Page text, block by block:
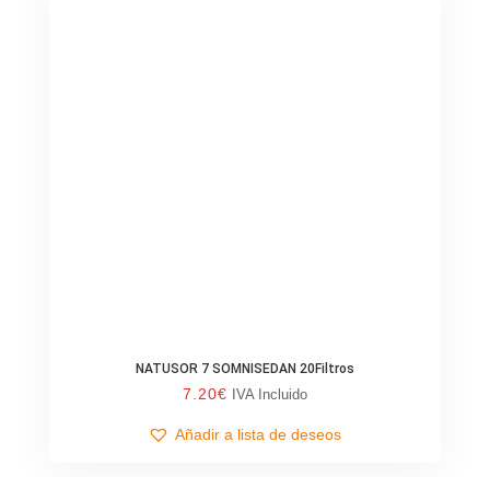
NATUSOR 7 SOMNISEDAN 20Filtros
7.20€ IVA Incluido
Añadir a lista de deseos